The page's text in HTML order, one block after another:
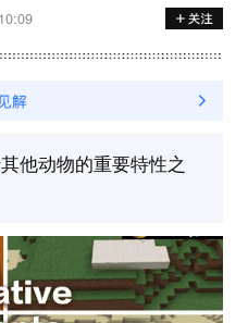
他动物的重要特性之